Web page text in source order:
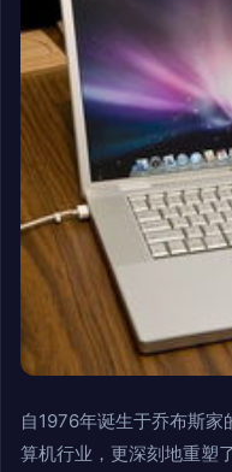
自1976年诞生于乔布斯
算机行业，更深刻地重塑